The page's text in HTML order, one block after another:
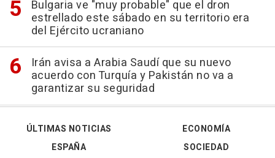
Bulgaria ve "muy probable" que el dron
estrellado este sábado en su territorio era
del Ejército ucraniano
Irán avisa a Arabia Saudí que su nuevo
acuerdo con Turquía y Pakistán no va a
garantizar su seguridad
ÚLTIMAS NOTICIAS
ESPAÑA
ECONOMÍA
SOCIEDAD